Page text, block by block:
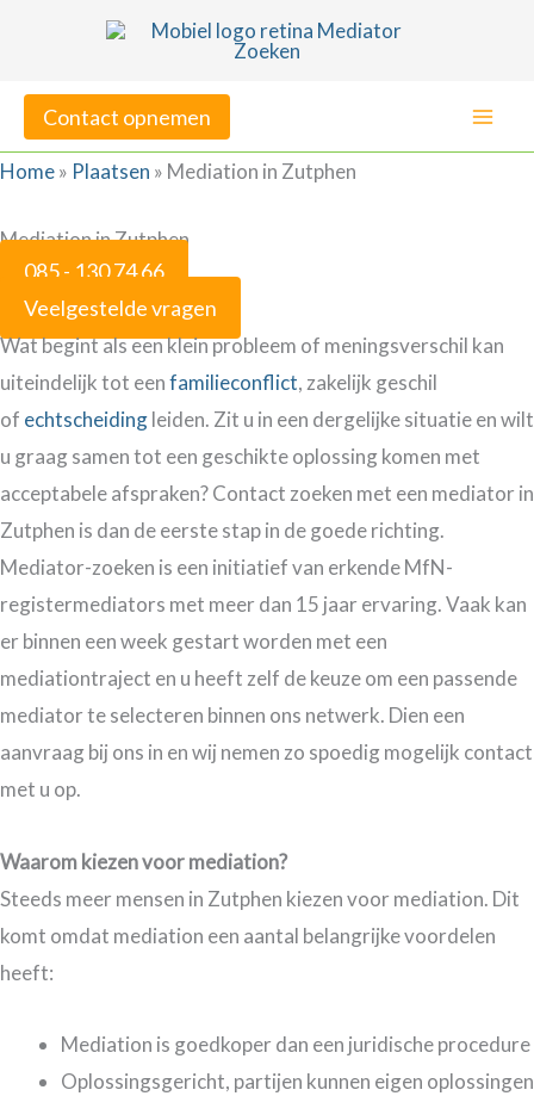
inhoudContact opnemen
Home» Plaatsen » Mediation in Zutphen
Mediation in Zutphen
085 - 130 74 66
Veelgestelde vragen
Wat begint als een klein probleem of meningsverschil kan
uiteindelijk tot eenfamilieconflict, zakelijk geschil
of echtscheidingleiden. Zit u in een dergelijke situatie en wilt
u graag samen tot een geschikte oplossing komen met
acceptabele afspraken? Contact zoeken met een mediator in
Zutphen is dan de eerste stap in de goede richting.
Mediator-zoeken is een initiatief van erkende MfN-
registermediators met meer dan 15 jaar ervaring. Vaak kan
er binnen een week gestart worden met een
mediationtraject en u heeft zelf de keuze om een passende
mediator te selecteren binnen ons netwerk. Dien een
aanvraag bij ons in en wij nemen zo spoedig mogelijk contact
met u op.
Waarom kiezen voor mediation?
Steeds meer mensen in Zutphen kiezen voor mediation. Dit
komt omdat mediation een aantal belangrijke voordelen
heeft:
Mediation is goedkoper dan een juridische procedure
Oplossingsgericht, partijen kunnen eigen oplossingen